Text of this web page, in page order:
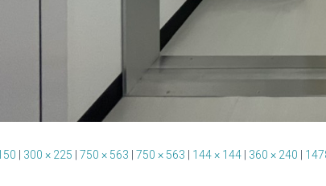
| 300 × 225 | 750 × 563 | 750 × 563 | 144 × 144 | 360 × 240 |